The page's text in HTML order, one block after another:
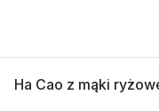
Ha Cao z mąki